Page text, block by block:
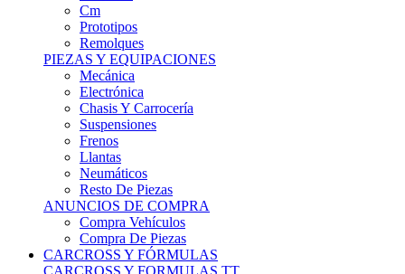
Cm
Prototipos
Remolques
PIEZAS Y EQUIPACIONES
Mecánica
Electrónica
Chasis Y Carrocería
Suspensiones
Frenos
Llantas
Neumáticos
Resto De Piezas
ANUNCIOS DE COMPRA
Compra Vehículos
Compra De Piezas
CARCROSS Y FÓRMULAS
CARCROSS Y FORMULAS TT